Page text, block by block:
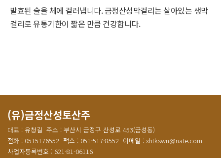
발효된 술을 체에 걸러냅니다. 금정산성막걸리는 살아있는 생막
걸리로 유통기한이 짧은 만큼 건강합니다.
(유)금정산성토산주
대표 : 유청길 주소 : 부산시 금정구 산성로 453(금성동)
전화 : 0515176552 팩스 : 051-517-8552 이메일 : xhtkswn@nate.com
사업자등록번호 : 621-81-06116